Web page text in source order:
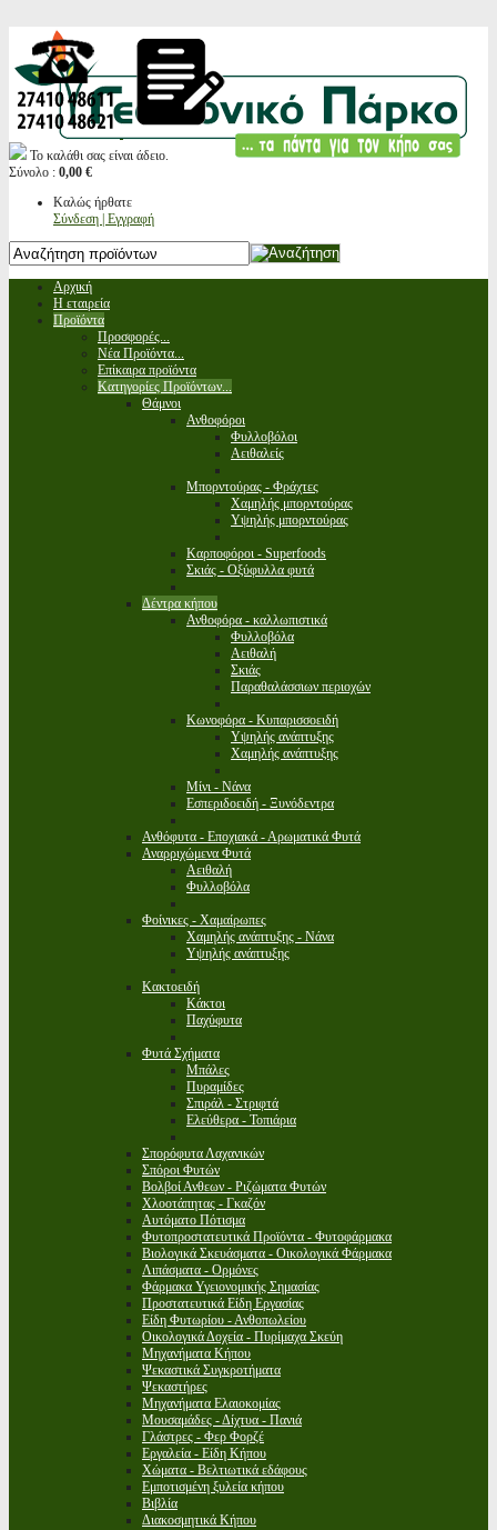
Το καλάθι σας είναι άδειο.
Σύνολο : 0,00 €
Καλώς ήρθατε
Σύνδεση | Εγγραφή
Αρχική
Η εταιρεία
Προϊόντα
Προσφορές...
Νέα Προϊόντα...
Επίκαιρα προϊόντα
Κατηγορίες Προϊόντων...
Θάμνοι
Ανθοφόροι
Φυλλοβόλοι
Αειθαλείς
Μπορντούρας - Φράχτες
Χαμηλής μπορντούρας
Υψηλής μπορντούρας
Καρποφόροι - Superfoods
Σκιάς - Οξύφυλλα φυτά
Δέντρα κήπου
Ανθοφόρα - καλλωπιστικά
Φυλλοβόλα
Αειθαλή
Σκιάς
Παραθαλάσσιων περιοχών
Κωνοφόρα - Κυπαρισσοειδή
Υψηλής ανάπτυξης
Χαμηλής ανάπτυξης
Μίνι - Νάνα
Εσπεριδοειδή - Ξυνόδεντρα
Ανθόφυτα - Εποχιακά - Αρωματικά Φυτά
Αναρριχώμενα Φυτά
Αειθαλή
Φυλλοβόλα
Φοίνικες - Χαμαίρωπες
Χαμηλής ανάπτυξης - Νάνα
Υψηλής ανάπτυξης
Κακτοειδή
Κάκτοι
Παχύφυτα
Φυτά Σχήματα
Μπάλες
Πυραμίδες
Σπιράλ - Στριφτά
Ελεύθερα - Τοπιάρια
Σπορόφυτα Λαχανικών
Σπόροι Φυτών
Βολβοί Ανθεων - Ριζώματα Φυτών
Χλοοτάπητας - Γκαζόν
Αυτόματο Πότισμα
Φυτοπροστατευτικά Προϊόντα - Φυτοφάρμακα
Βιολογικά Σκευάσματα - Οικολογικά Φάρμακα
Λιπάσματα - Ορμόνες
Φάρμακα Υγειονομικής Σημασίας
Προστατευτικά Είδη Εργασίας
Είδη Φυτωρίου - Ανθοπωλείου
Οικολογικά Δοχεία - Πυρίμαχα Σκεύη
Μηχανήματα Κήπου
Ψεκαστικά Συγκροτήματα
Ψεκαστήρες
Μηχανήματα Ελαιοκομίας
Μουσαμάδες - Δίχτυα - Πανιά
Γλάστρες - Φερ Φορζέ
Εργαλεία - Είδη Κήπου
Χώματα - Βελτιωτικά εδάφους
Εμποτισμένη ξυλεία κήπου
Βιβλία
Διακοσμητικά Κήπου